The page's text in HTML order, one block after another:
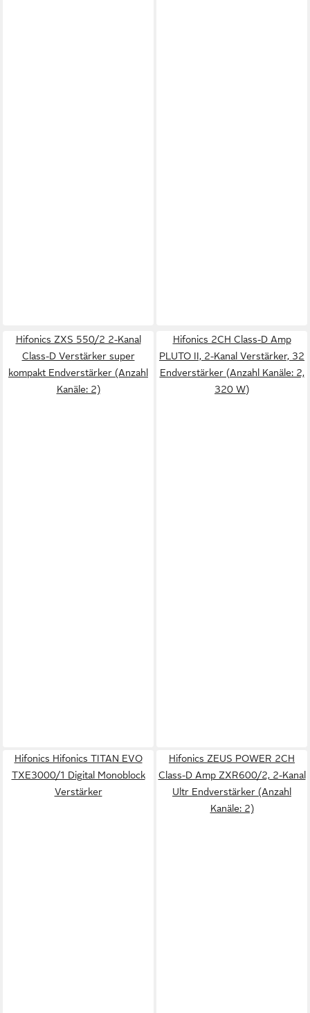
Hifonics ZXS 550/2 2-Kanal
Class-D Verstärker super
kompakt Endverstärker (Anzahl
Kanäle: 2)
Hifonics 2CH Class-D Amp
PLUTO II, 2-Kanal Verstärker, 32
Endverstärker (Anzahl Kanäle: 2,
320 W)
Hifonics Hifonics TITAN EVO
TXE3000/1 Digital Monoblock
Verstärker
Hifonics ZEUS POWER 2CH
Class-D Amp ZXR600/2, 2-Kanal
Ultr Endverstärker (Anzahl
Kanäle: 2)